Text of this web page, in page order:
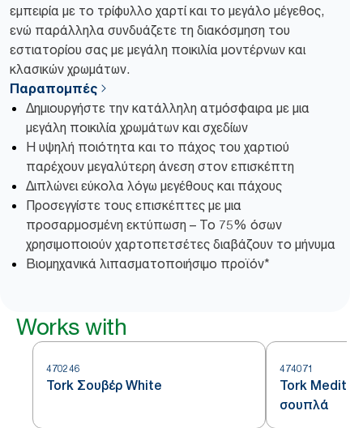
εμπειρία με το τρίφυλλο χαρτί και το μεγάλο μέγεθος,
ενώ παράλληλα συνδυάζετε τη διακόσμηση του
εστιατορίου σας με μεγάλη ποικιλία μοντέρνων και
κλασικών χρωμάτων.
Παραπομπές
Δημιουργήστε την κατάλληλη ατμόσφαιρα με μια
μεγάλη ποικιλία χρωμάτων και σχεδίων
Η υψηλή ποιότητα και το πάχος του χαρτιού
παρέχουν μεγαλύτερη άνεση στον επισκέπτη
Διπλώνει εύκολα λόγω μεγέθους και πάχους
Προσεγγίστε τους επισκέπτες με μια
προσαρμοσμένη εκτύπωση – Το 75% όσων
χρησιμοποιούν χαρτοπετσέτες διαβάζουν το μήνυμα
Βιομηχανικά λιπασματοποιήσιμο προϊόν*
Works with
470246
Tork Σουβέρ White
474071
Tork
σουπλά